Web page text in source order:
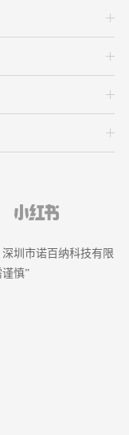
深圳市诺百纳科技有限
慎”